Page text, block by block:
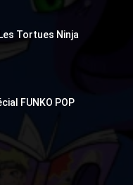
Tortues Ninja
FUNKO POP